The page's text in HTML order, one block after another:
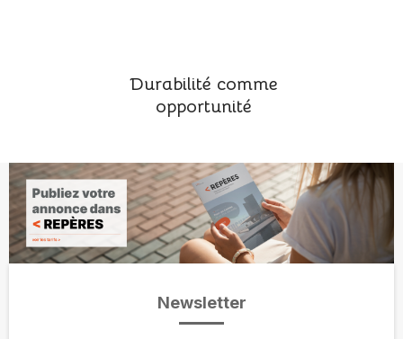
Durabilité comme
opportunité
Newsletter